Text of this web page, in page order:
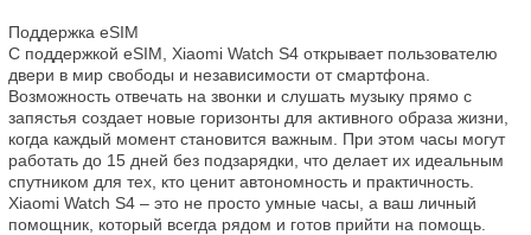
Поддержка eSIM
С поддержкой eSIM, Xiaomi Watch S4 открывает пользователю
двери в мир свободы и независимости от смартфона.
Возможность отвечать на звонки и слушать музыку прямо с
запястья создает новые горизонты для активного образа жизни,
когда каждый момент становится важным. При этом часы могут
работать до 15 дней без подзарядки, что делает их идеальным
спутником для тех, кто ценит автономность и практичность.
Xiaomi Watch S4 – это не просто умные часы, а ваш личный
помощник, который всегда рядом и готов прийти на помощь.